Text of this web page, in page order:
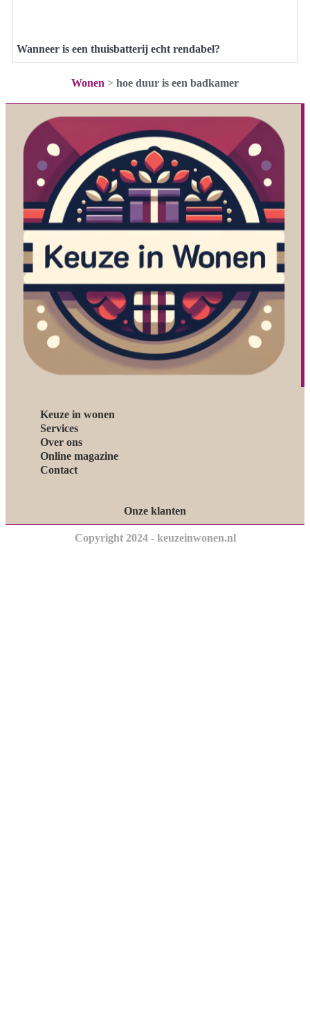
Wanneer is een thuisbatterij echt rendabel?
Wonen > hoe duur is een badkamer
Keuze in wonen
Services
Over ons
Online magazine
Contact
Onze klanten
Copyright 2024 - keuzeinwonen.nl